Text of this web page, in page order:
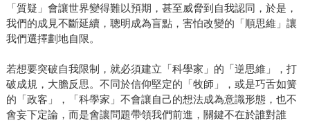
「質疑」會讓世界變得難以預期，甚至威脅到自我認同，於是，
我們的成見不斷延續，聰明成為盲點，害怕改變的「順思維」讓
我們選擇劃地自限。
若想要突破自我限制，就必須建立「科學家」的「逆思維」，打
破成規，大膽反思。不同於信仰堅定的「牧師」，或是巧舌如簧
的「政客」，「科學家」不會讓自己的想法成為意識形態，也不
會妄下定論，而是會讓問題帶領我們前進，關鍵不在於誰對誰